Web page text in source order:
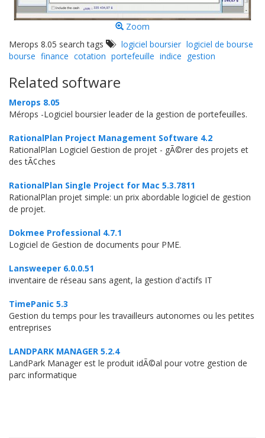
Zoom
Merops 8.05 search tags
logiciel boursier logiciel de bourse
bourse finance cotation portefeuille indice gestion
Related software
Merops 8.05
Mérops -Logiciel boursier leader de la gestion de portefeuilles.
RationalPlan Project Management Software 4.2
RationalPlan Logiciel Gestion de projet - gÃ©rer des projets et
des tÃ¢ches
RationalPlan Single Project for Mac 5.3.7811
RationalPlan projet simple: un prix abordable logiciel de gestion
de projet.
Dokmee Professional 4.7.1
Logiciel de Gestion de documents pour PME.
Lansweeper 6.0.0.51
inventaire de réseau sans agent, la gestion d'actifs IT
TimePanic 5.3
Gestion du temps pour les travailleurs autonomes ou les petites
entreprises
LANDPARK MANAGER 5.2.4
LandPark Manager est le produit idÃ©al pour votre gestion de
parc informatique